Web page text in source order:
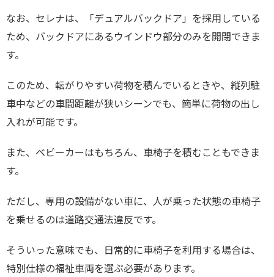
なお、セレナは、「デュアルバックドア」を採用している
ため、バックドアにあるウインドウ部分のみを開閉できま
す。
このため、転がりやすい荷物を積んでいるときや、縦列駐
車中などの車間距離が狭いシーンでも、簡単に荷物の出し
入れが可能です。
また、ベビーカーはもちろん、車椅子を積むこともできま
す。
ただし、専用の設備がない車に、人が乗った状態の車椅子
を乗せるのは道路交通法違反です。
そういった意味でも、日常的に車椅子を利用する場合は、
特別仕様の福祉車両を選ぶ必要があります。